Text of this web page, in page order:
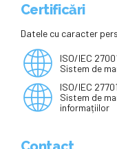
Certificări
Datele cu caracter
ISO/IEC
Sistem de
ISO/IEC
Sistem de
informațiilor